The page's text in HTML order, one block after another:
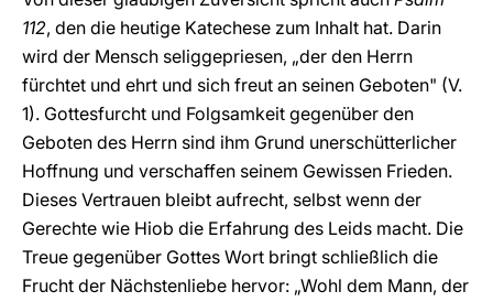
112, den die heutige Katechese zum Inhalt hat. Darin
wird der Mensch seliggepriesen, „der den Herrn
fürchtet und ehrt und sich freut an seinen Geboten" (V.
1). Gottesfurcht und Folgsamkeit gegenüber den
Geboten des Herrn sind ihm Grund unerschütterlicher
Hoffnung und verschaffen seinem Gewissen Frieden.
Dieses Vertrauen bleibt aufrecht, selbst wenn der
Gerechte wie Hiob die Erfahrung des Leids macht. Die
Treue gegenüber Gottes Wort bringt schließlich die
Frucht der Nächstenliebe hervor: „Wohl dem Mann, der